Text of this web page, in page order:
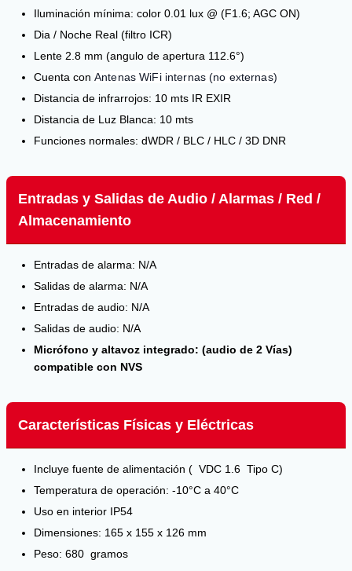
Iluminación mínima: color 0.01 lux @ (F1.6; AGC ON)
Dia / Noche Real (filtro ICR)
Lente 2.8 mm (angulo de apertura 112.6°)
Cuenta con Antenas WiFi internas (no externas)
Distancia de infrarrojos: 10 mts IR EXIR
Distancia de Luz Blanca: 10 mts
Funciones normales: dWDR / BLC / HLC / 3D DNR
Entradas y Salidas de Audio / Alarmas / Red /
Almacenamiento
Entradas de alarma: N/A
Salidas de alarma: N/A
Entradas de audio: N/A
Salidas de audio: N/A
Micrófono y altavoz integrado: (audio de 2 Vías)
compatible con NVS
Características Físicas y Eléctricas
Incluye fuente de alimentación ( VDC 1.6 Tipo C)
Temperatura de operación: -10°C a 40°C
Uso en interior IP54
Dimensiones: 165 x 155 x 126 mm
Peso: 680 gramos